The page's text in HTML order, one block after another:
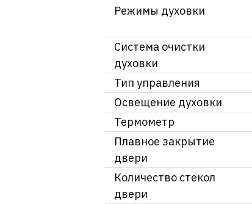
Режимы духовки
Система очистки
духовки
Тип управления
Освещение духовки
Термометр
Плавное закрытие
двери
Количество стекол
двери